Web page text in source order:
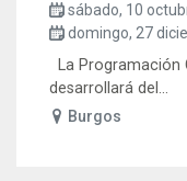
sábado, 10
domingo, 27
La Programación
desarrollará del...
Burgos